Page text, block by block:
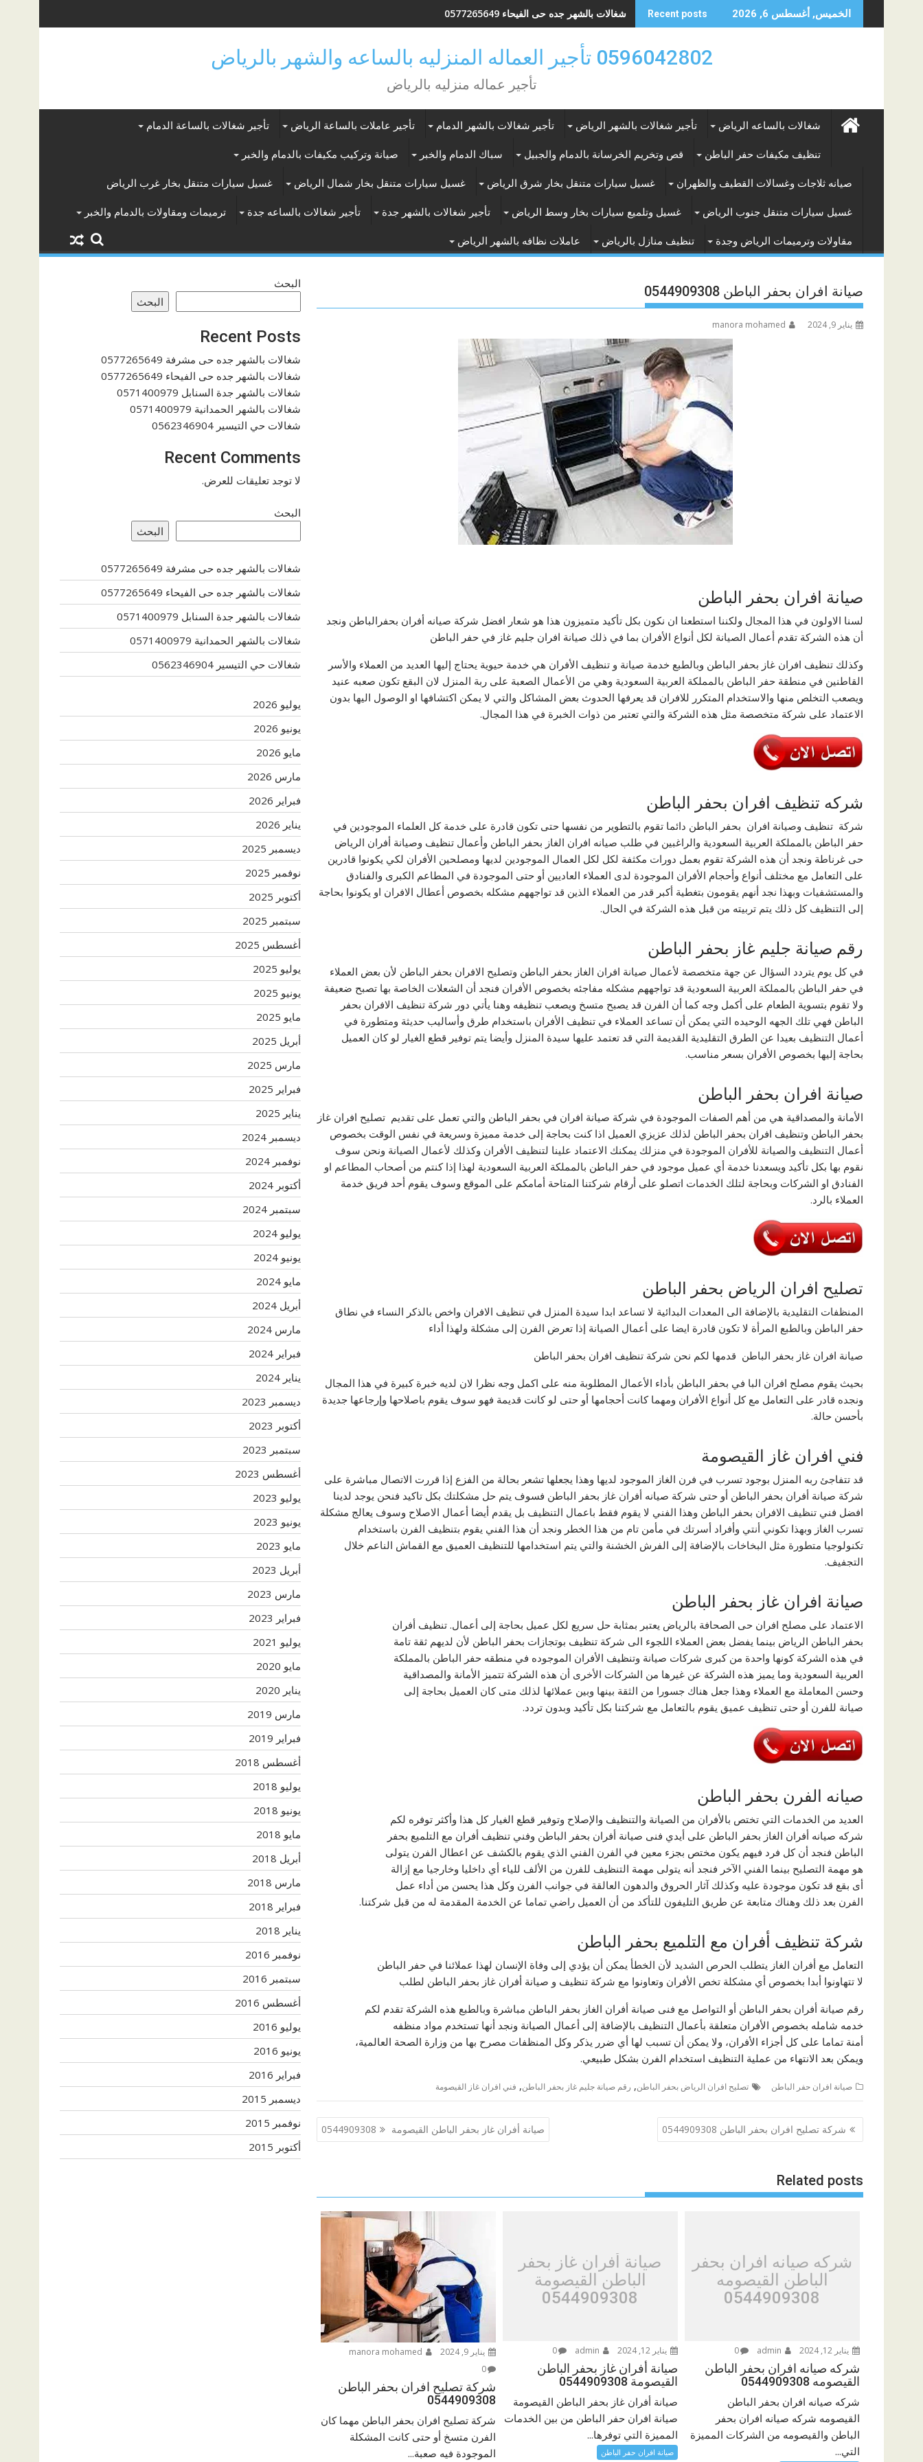
to
الخميس, أغسطس 6, 2026 Recent posts شغالات بالشهر جده حى الفيحاء 0577265649
0596042802 تأجير العماله المنزليه بالساعه والشهر بالرياض
تأجير عماله منزليه بالرياض
شغالات بالساعه الرياض تأجير شغالات بالشهر الرياض تأجير شغالات بالشهر الدمام تأجير عاملات بالساعة الرياض تأجير شغالات بالساعة الدمام
تنظيف مكيفات حفر الباطن قص وتخريم الخرسانة بالدمام والجبيل سباك الدمام والخبر صيانة وتركيب مكيفات بالدمام والخبر
صيانه ثلاجات وغسالات القطيف والظهران غسيل سيارات متنقل بخار شرق الرياض غسيل سيارات متنقل بخار شمال الرياض غسيل سيارات متنقل بخار غرب الرياض
غسيل سيارات متنقل جنوب الرياض غسيل وتلميع سيارات بخار وسط الرياض تأجير شغالات بالشهر جدة تأجير شغالات بالساعه جدة ترميمات ومقاولات بالدمام والخبر
مقاولات وترميمات الرياض وجدة تنظيف منازل بالرياض عاملات نظافه بالشهر الرياض
صيانة افران بحفر الباطن 0544909308
يناير 9, 2024 manora mohamed
صيانة افران بحفر الباطن
لسنا الاولون في هذا المجال ولكننا استطعنا ان نكون بكل تأكيد متميزون هذا هو شعار افضل شركة صيانه أفران بحفرالباطن ونجد
أن هذه الشركة تقدم أعمال الصيانة لكل أنواع الأفران بما في ذلك صيانة افران جليم غاز في حفر الباطن
وكذلك تنظيف افران غاز بحفر الباطن وبالطبع خدمة صيانة و تنظيف الأفران هي خدمة حيوية يحتاج إليها العديد من العملاء والأسر
القاطنين في منطقة حفر الباطن بالمملكة العربية السعودية وهي من الأعمال الصعبة على ربة المنزل لان البقع تكون صعبه عنيد
ويصعب التخلص منها والاستخدام المتكرر للافران قد يعرفها الحدوث بعض المشاكل والتي لا يمكن اكتشافها او الوصول اليها بدون
الاعتماد على شركة متخصصة مثل هذه الشركة والتي تعتبر من ذوات الخبرة في هذا المجال.
شركه تنظيف افران بحفر الباطن
شركة تنظيف وصيانة افران بحفر الباطن دائما تقوم بالتطوير من نفسها حتى تكون قادرة على خدمة كل العلماء الموجودين في
حفر الباطن بالمملكة العربية السعودية والراغبين في طلب صيانه افران الغاز بحفر الباطن وأعمال تنظيف وصيانة أفران الرياض
حى غرناطة ونجد أن هذه الشركة تقوم بعمل دورات مكثفة لكل لكل العمال الموجودين لديها ومصلحين الأفران لكي يكونوا قادرين
على التعامل مع مختلف أنواع وأحجام الأفران الموجودة لدى العملاء العاديين أو حتى الموجودة في المطاعم الكبرى والفنادق
والمستشفيات وبهذا نجد أنهم يقومون بتغطية أكبر قدر من العملاء الذين قد تواجههم مشكله بخصوص أعطال الافران او يكونوا بحاجة
إلى التنظيف كل ذلك يتم تربيته من قبل هذه الشركة في الحال.
رقم صيانة جليم غاز بحفر الباطن
في كل يوم يتردد السؤال عن جهة متخصصة لأعمال صيانة افران الغاز بحفر الباطن وتصليح الافران بحفر الباطن لأن بعض العملاء
في حفر الباطن بالمملكة العربية السعودية قد تواجههم مشكله مفاجئه بخصوص الأفران فنجد أن الشعلات الخاصة بها تصبح ضعيفة
ولا تقوم بتسوية الطعام على أكمل وجه كما أن الفرن قد يصبح متسخ ويصعب تنظيفه وهنا يأتي دور شركة تنظيف الافران بحفر
الباطن فهي تلك الجهه الوحيده التي يمكن أن تساعد العملاء في تنظيف الأفران باستخدام طرق وأساليب حديثة ومتطورة في
أعمال التنظيف بعيدا عن الطرق التقليدية القديمة التي قد تعتمد عليها سيدة المنزل وأيضا يتم توفير قطع الغيار لو كان العميل
بحاجة إليها بخصوص الأفران بسعر مناسب.
صيانة افران بحفر الباطن
الأمانة والمصداقية هي من أهم الصفات الموجودة في شركة صيانة افران في بحفر الباطن والتي تعمل على تقديم تصليح افران غاز
بحفر الباطن وتنظيف افران بحفر الباطن لذلك عزيزي العميل اذا كنت بحاجة إلى خدمة مميزة وسريعة في نفس الوقت بخصوص
أعمال التنظيف والصيانة للأفران الموجودة في منزلك يمكنك الاعتماد علينا لتنظيف الأفران وكذلك لأعمال الصيانة ونحن سوف
نقوم بها بكل تأكيد ويسعدنا خدمة أي عميل موجود في حفر الباطن بالمملكة العربية السعودية لهذا إذا كنتم من أصحاب المطاعم او
الفنادق او الشركات وبحاجة لتلك الخدمات اتصلو على أرقام شركتنا المتاحة أمامكم على الموقع وسوف يقوم أحد فريق خدمة
العملاء بالرد.
تصليح افران الرياض بحفر الباطن
المنظفات التقليدية بالإضافة الى المعدات البدائية لا تساعد ابدا سيدة المنزل في تنظيف الافران واخص بالذكر النساء في نطاق
حفر الباطن وبالطبع المرأة لا تكون قادرة ايضا على أعمال الصيانة إذا تعرض الفرن إلى مشكلة ولهذا أداء
صيانة افران غاز بحفر الباطن قدمها لكم نحن شركة تنظيف افران بحفر الباطن
بحيث يقوم مصلح افران البا في بحفر الباطن بأداء الأعمال المطلوبة منه على اكمل وجه نظرا لان لديه خبرة كبيرة في هذا المجال
ونجده قادر على التعامل مع كل أنواع الأفران ومهما كانت أحجامها أو حتى لو كانت قديمة فهو سوف يقوم باصلاحها وإرجاعها جديدة
بأحسن حالة.
فني افران غاز القيصومة
قد تتفاجئ ربه المنزل بوجود تسرب في فرن الغاز الموجود لديها وهذا يجعلها تشعر بحالة من الفزع إذا قررت الاتصال مباشرة على
شركة صيانة أفران بحفر الباطن أو حتى شركة صيانه أفران غاز بحفر الباطن فسوف يتم حل مشكلتك بكل تاكيد فنحن يوجد لدينا
افضل فني تنظيف الافران بحفر الباطن وهذا الفني لا يقوم فقط باعمال التنظيف بل يقدم أيضا أعمال الاصلاح وسوف يعالج مشكلة
تسرب الغاز وبهذا تكوني أنتي وأفراد أسرتك في مأمن تام من هذا الخطر ونجد أن هذا الفني يقوم بتنظيف الفرن باستخدام
تكنولوجيا متطورة مثل البخاخات بالإضافة إلى الفرش الخشنة والتي يتم استخدامها للتنظيف العميق مع القماش الناعم خلال
التجفيف.
صيانة افران غاز بحفر الباطن
الاعتماد على مصلح افران حى الصحافة بالرياض يعتبر بمثابة حل سريع لكل عميل بحاجة إلى أعمال. تنظيف أفران
بحفر الباطن الرياض بينما يفضل بعض العملاء اللجوء الى شركة تنظيف بوتجازات بحفر الباطن لأن لديهم ثقة تامة
في هذه الشركة كونها واحدة من كبرى شركات صيانة وتنظيف الأفران الموجوده في منطقه حفر الباطن بالمملكة
العربية السعودية وما يميز هذه الشركة عن غيرها من الشركات الأخرى أن هذه الشركة تتميز الأمانة والمصداقية
وحسن المعاملة مع العملاء وهذا جعل هناك جسورا من الثقة بينها وبين عملائها لذلك متى كان العميل بحاجة إلى
صيانة للفرن أو حتى تنظيف عميق يقوم بالتعامل مع شركتنا بكل تأكيد وبدون تردد.
صيانه الفرن بحفر الباطن
العديد من الخدمات التي تختص بالأفران من الصيانة والتنظيف والإصلاح وتوفير قطع الغيار كل هذا وأكثر توفره لكم
شركه صيانه أفران الغاز بحفر الباطن على أيدي فنى صيانة أفران بحفر الباطن وفني تنظيف أفران مع التلميع بحفر
الباطن فنجد أن كل فرد فيهم يكون مختص بجزء معين في الفرن الفني الذي يقوم بالكشف عن اعطال الفرن يتولى
هو مهمة التصليح بينما الفني الآخر فنجد أنه يتولى مهمة التنظيف للفرن من الألف للياء أي داخليا وخارجيا مع إزالة
أى بقع قد تكون موجودة عليه وكذلك آثار الحروق والدهون العالقة في جوانب الفرن وكل هذا يحسن من أداء عمل
الفرن بعد ذلك وهناك متابعة عن طريق التليفون للتأكد من أن العميل راضي تماما عن الخدمة المقدمة له من قبل شركتنا.
شركة تنظيف أفران مع التلميع بحفر الباطن
التعامل مع أفران الغاز يتطلب الحرص الشديد لأن الخطأ يمكن أن يؤدي إلى وفاة الإنسان لهذا عملائنا في حفر الباطن
لا تتهاونوا أبدا بخصوص أي مشكلة تخص الأفران وتعاونوا مع شركة تنظيف و صيانة أفران غاز بحفر الباطن لطلب
رقم صيانة أفران بحفر الباطن أو التواصل مع فنى صيانة أفران الغاز بحفر الباطن مباشرة وبالطبع هذه الشركة تقدم لكم
خدمه شامله بخصوص الأفران متعلقة بأعمال التنظيف بالإضافة إلى أعمال الصيانة ونجد أنها تستخدم مواد منظفه
أمنة تماما على كل أجزاء الأفران، ولا يمكن أن تسبب لها أي ضرر يذكر وكل المنظفات مصرح بها من وزارة الصحة العالمية،
ويمكن بعد الانتهاء من عملية التنظيف استخدام الفرن بشكل طبيعي.
صيانة افران حفر الباطن تصليح افران الرياض بحفر الباطن, رقم صيانة جليم غاز بحفر الباطن, فني افران غاز القيصومة
تصفّح
المقالات
شركة تصليح افران بحفر الباطن 0544909308 صيانة أفران غاز بحفر الباطن القيصومة 0544909308
Related posts
شركه صيانه افران بحفر
الباطن القيصومه
0544909308
يناير 12, 2024 0
شركه صيانه افران بحفر الباطن
القيصومه 0544909308
شركه صيانه افران بحفر الباطن
القيصومه شركه صيانه افران بحفر
الباطن والقيصومه من الشركات المميزة
التي...
صيانة أفران غاز بحفر
الباطن القيصومة
0544909308
يناير 12, 2024 0
صيانة أفران غاز بحفر الباطن
القيصومة 0544909308
صيانة أفران غاز بحفر الباطن القيصومة
صيانة افران حفر الباطن من بين الخدمات
المميزة التي توفرها...
صيانة افران حفر الباطن
يناير 9, 2024
0
شركة تصليح افران بحفر الباطن
0544909308
شركة تصليح افران بحفر الباطن مهما كان
الفرن متسخ أو حتى كانت المشكلة
الموجودة فيه صعبة...
البحث
البحث
Recent Posts
شغالات بالشهر جده حى مشرفة 0577265649
شغالات بالشهر جده حى الفيحاء 0577265649
شغالات بالشهر جدة السنابل 0571400979
شغالات بالشهر الحمدانية 0571400979
شغالات حي التيسير 0562346904
Recent Comments
لا توجد تعليقات للعرض.
البحث
البحث
شغالات بالشهر جده حى مشرفة 0577265649
شغالات بالشهر جده حى الفيحاء 0577265649
شغالات بالشهر جدة السنابل 0571400979
شغالات بالشهر الحمدانية 0571400979
شغالات حي التيسير 0562346904
يوليو 2026
يونيو 2026
مايو 2026
مارس 2026
فبراير 2026
يناير 2026
ديسمبر 2025
نوفمبر 2025
أكتوبر 2025
سبتمبر 2025
أغسطس 2025
يوليو 2025
يونيو 2025
مايو 2025
أبريل 2025
مارس 2025
فبراير 2025
يناير 2025
ديسمبر 2024
نوفمبر 2024
أكتوبر 2024
سبتمبر 2024
يوليو 2024
يونيو 2024
مايو 2024
أبريل 2024
مارس 2024
فبراير 2024
يناير 2024
ديسمبر 2023
أكتوبر 2023
سبتمبر 2023
أغسطس 2023
يوليو 2023
يونيو 2023
مايو 2023
أبريل 2023
مارس 2023
فبراير 2023
يوليو 2021
مايو 2020
يناير 2020
مارس 2019
فبراير 2019
أغسطس 2018
يوليو 2018
يونيو 2018
مايو 2018
أبريل 2018
مارس 2018
فبراير 2018
يناير 2018
نوفمبر 2016
سبتمبر 2016
أغسطس 2016
يوليو 2016
يونيو 2016
فبراير 2016
ديسمبر 2015
نوفمبر 2015
أكتوبر 2015